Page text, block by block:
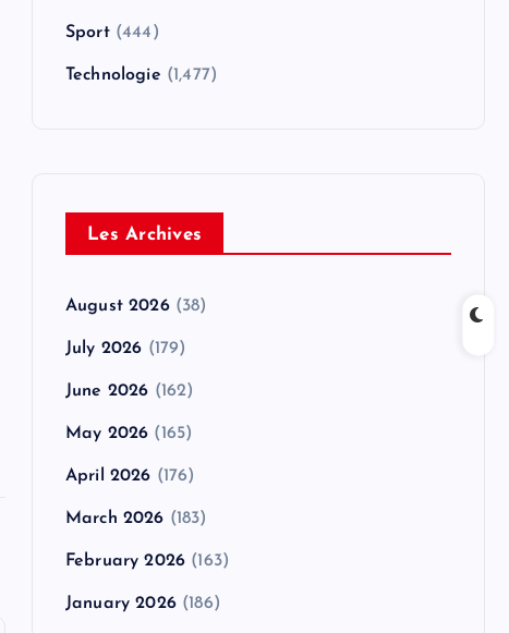
Sport(444)
Technologie (1,477)
Les Archives
August 2026(38)
July 2026 (179)
June 2026 (162)
May 2026 (165)
April 2026 (176)
March 2026 (183)
February 2026 (163)
January 2026(186)